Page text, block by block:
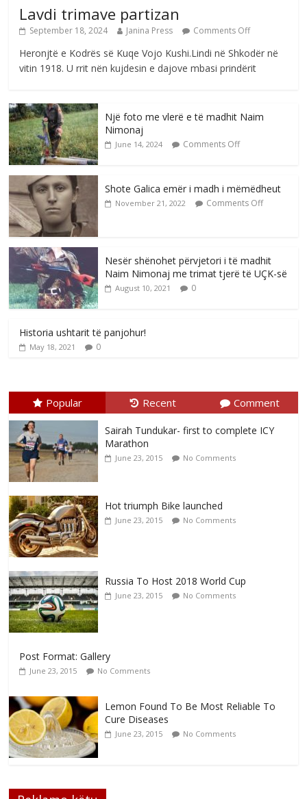
Lavdi trimave partizan
September 18, 2024 Janina Press Comments Off
Heronjtë e Kodrës së Kuqe Vojo Kushi.Lindi në Shkodër në
vitin 1918. U rrit nën kujdesin e dajove mbasi prindërit
Një foto me vlerë e të madhit Naim
Nimonaj
June 14, 2024 Comments Off
Shote Galica emër i madh i mëmëdheut
November 21, 2022 Comments Off
Nesër shënohet përvjetori i të madhit
Naim Nimonaj me trimat tjerë të UÇK-së
August 10, 2021 0
Historia ushtarit të panjohur!
May 18, 2021 0
Popular Recent Comment
Sairah Tundukar- first to complete ICY
Marathon
June 23, 2015 No Comments
Hot triumph Bike launched
June 23, 2015 No Comments
Russia To Host 2018 World Cup
June 23, 2015 No Comments
Post Format: Gallery
June 23, 2015 No Comments
Lemon Found To Be Most Reliable To
Cure Diseases
June 23, 2015 No Comments